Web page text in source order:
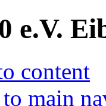
e.V.
content
main